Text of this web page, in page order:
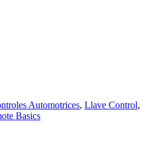
Automotrices, Llave Control,
Basics